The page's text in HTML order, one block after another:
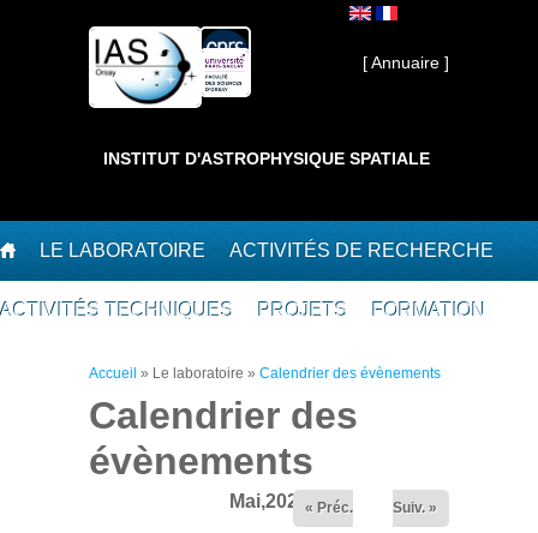
Interne ]
[ Annuaire ]
INSTITUT D'ASTROPHYSIQUE SPATIALE
LE LABORATOIRE ACTIVITÉS DE RECHERCHE
ACTIVITÉS TECHNIQUES PROJETS FORMATION
Vous êtes ici
Accueil » Le laboratoire » Calendrier des évènements
Calendrier des
évènements
Mai,2026« Préc. Suiv. »